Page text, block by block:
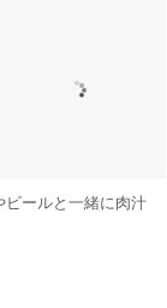
ビールと一緒に肉汁